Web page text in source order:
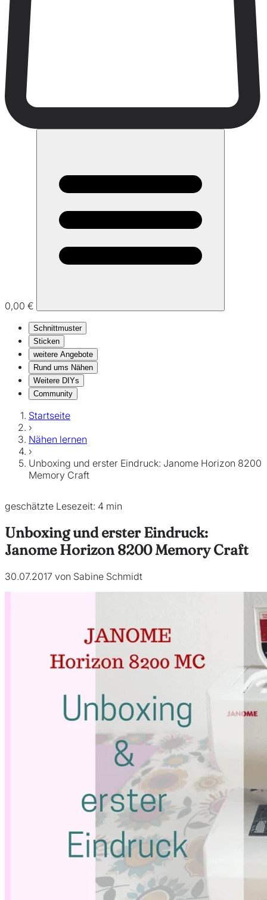
0,00 €
Schnittmuster
Sticken
weitere Angebote
Rund ums Nähen
Weitere DIYs
Community
Startseite
›
Nähen lernen
›
Unboxing und erster Eindruck: Janome Horizon 8200
Memory Craft
geschätzte Lesezeit: 4 min
Unboxing und erster Eindruck:
Janome Horizon 8200 Memory Craft
30.07.2017 von Sabine Schmidt